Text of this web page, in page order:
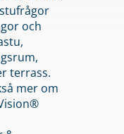
och
terrass.
mer om